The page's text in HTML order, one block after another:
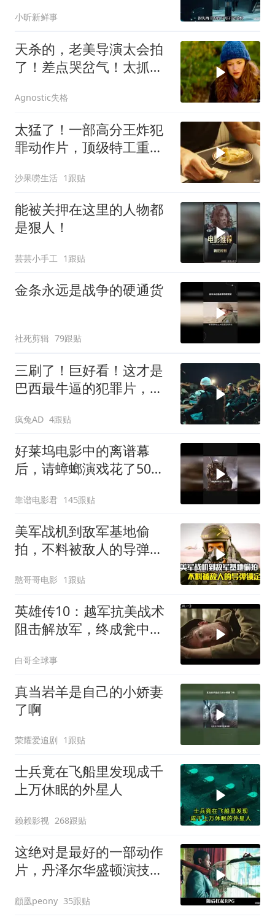
小昕新鲜事
天杀的，老美导演太会拍
了！差点哭岔气！太抓心
Agnostic失格
太猛了！一部高分王炸犯
罪动作片，顶级特工重出
沙果唠生活 1跟贴
能被关押在这里的人物都
是狠人！
芸芸小手工 1跟贴
金条永远是战争的硬通货
社死剪辑 79跟贴
三刷了！巨好看！这才是
巴西最牛逼的犯罪片，史
疯兔AD 4跟贴
好莱坞电影中的离谱幕
后，请蟑螂演戏花了50万
靠谱电影君 145跟贴
美军战机到敌军基地偷
拍，不料被敌人的导弹锁
憨哥哥电影 1跟贴
英雄传10：越军抗美战术
阻击解放军，终成瓮中之
白哥全球事
真当岩羊是自己的小娇妻
了啊
荣耀爱追剧 1跟贴
士兵竟在飞船里发现成千
上万休眠的外星人
赖赖影视 268跟贴
这绝对是最好的一部动作
片，丹泽尔华盛顿演技出
顧凰peony 35跟贴